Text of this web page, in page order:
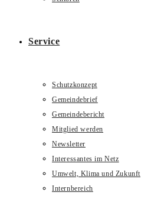
Service
Schutzkonzept
Gemeindebrief
Gemeindebericht
Mitglied werden
Newsletter
Interessantes im Netz
Umwelt, Klima und Zukunft
Internbereich